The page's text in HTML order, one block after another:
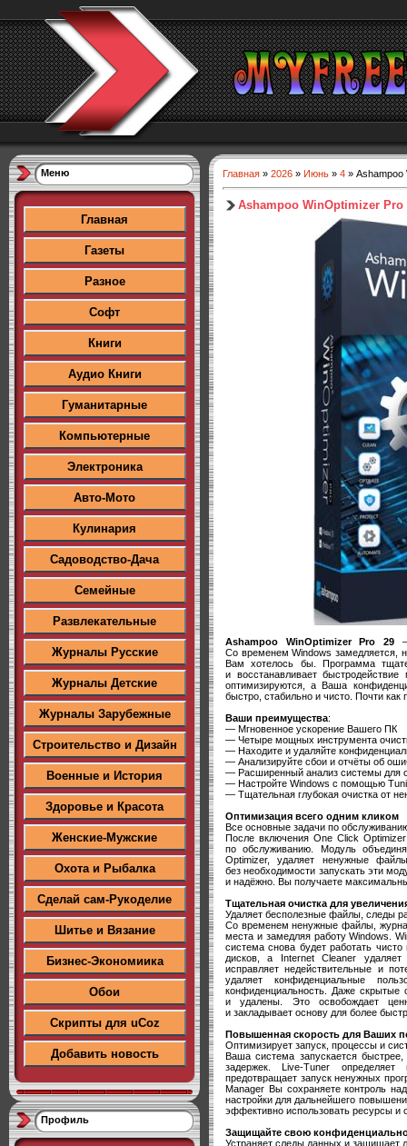
Меню
Главная
Газеты
Разное
Софт
Книги
Аудио Книги
Гуманитарные
Компьютерные
Электроника
Авто-Мото
Кулинария
Садоводство-Дача
Семейные
Развлекательные
Журналы Русские
Журналы Детские
Журналы Зарубежные
Строительство и Дизайн
Военные и История
Здоровье и Красота
Женские-Мужские
Охота и Рыбалка
Сделай сам-Рукоделие
Шитье и Вязание
Бизнес-Экономиика
Обои
Скрипты для uCoz
Добавить новость
Профиль
Главная » 2026 » Июнь » 4 » Ashampoo
Ashampoo WinOptimizer
Ashampoo WinOptimizer Pro 29—
Со временем Windows замедляется,
Вам хотелось бы. Программа
и восстанавливает
оптимизируются, а Ваша
быстро, стабильно и чисто. Почти как
Ваши преимущества:
— Мгновенное ускорение Вашего ПК
— Четыре мощных инструмента
— Находите и удаляйте
— Анализируйте сбои и отчёты об
— Расширенный анализ системы для
— Настройте Windows с помощью
— Тщательная глубокая очистка от
Оптимизация всего одним кликом
Все основные задачи по
После включения One Click
по обслуживанию. Модуль
Optimizer, удаляет ненужные
без необходимости запускать эти
и надёжно. Вы получаете
Тщательная очистка для
Удаляет бесполезные файлы, следы
Со временем ненужные файлы,
места и замедляя работу Windows.
система снова будет работать
дисков, а Internet Cleaner
исправляет недействительные и
удаляет конфиденциальные
конфиденциальность. Даже скрытые
и удалены. Это освобождает
и закладывает основу для более
Повышенная скорость для Ваших
Оптимизирует запуск, процессы и
Ваша система запускается
задержек. Live-Tuner
предотвращает запуск ненужных
Manager Вы сохраняете контроль
настройки для дальнейшего
эффективно использовать ресурсы и
Защищайте свою
Устраняет следы данных и защищает